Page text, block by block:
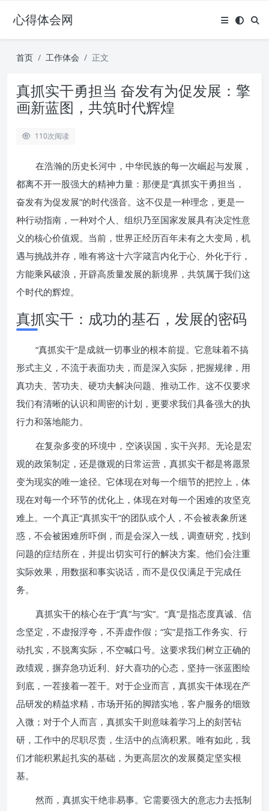
心得体会网
首页 工作体会 正文
真抓实干勇担当 奋发有为促发展：擎
画新蓝图，共筑时代辉煌
110次阅读
在浩瀚的历史长河中，中华民族的每一次崛起与发展，
都离不开一股强大的精神力量：那便是“真抓实干勇担当，
奋发有为促发展”的时代强音。这不仅是一种理念，更是一
种行动指南，一种对个人、组织乃至国家发展具有决定性意
义的核心价值观。当前，世界正经历百年未有之大变局，机
遇与挑战并存，唯有将这十六字箴言内化于心、外化于行，
方能乘风破浪，开辟高质量发展的新境界，共筑属于我们这
个时代的辉煌。
真抓实干：成功的基石，发展的密码
“真抓实干”是成就一切事业的根本前提。它意味着不搞
形式主义，不流于表面功夫，而是深入实际，把握规律，用
真功夫、苦功夫、硬功夫解决问题、推动工作。这不仅要求
我们有清晰的认识和周密的计划，更要求我们具备强大的执
行力和落地能力。
在复杂多变的环境中，空谈误国，实干兴邦。无论是宏
观的政策制定，还是微观的日常运营，真抓实干都是将愿景
变为现实的唯一途径。它体现在对每一个细节的把控上，体
现在对每一个环节的优化上，体现在对每一个困难的攻坚克
难上。一个真正“真抓实干”的团队或个人，不会被表象所迷
惑，不会被困难所吓倒，而是会深入一线，调查研究，找到
问题的症结所在，并提出切实可行的解决方案。他们会注重
实际效果，用数据和事实说话，而不是仅仅满足于完成任
务。
真抓实干的核心在于“真”与“实”。“真”是指态度真诚、信
念坚定，不虚报浮夸，不弄虚作假；“实”是指工作务实、行
动扎实，不脱离实际，不空喊口号。这要求我们树立正确的
政绩观，摒弃急功近利、好大喜功的心态，坚持一张蓝图绘
到底，一茬接着一茬干。对于企业而言，真抓实干体现在产
品研发的精益求精，市场开拓的脚踏实地，客户服务的细致
入微；对于个人而言，真抓实干则意味着学习上的刻苦钻
研，工作中的尽职尽责，生活中的点滴积累。唯有如此，我
们才能积累起扎实的基础，为更高层次的发展奠定坚实根
基。
然而，真抓实干绝非易事。它需要强大的意志力去抵制